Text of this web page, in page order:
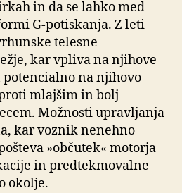
in da se lahko med
G-potiskanja. Z leti
telesne
kar vpliva na njihove
na njihovo
mlajšim in bolj
Možnosti upravljanja
kar voznik nenehno
»občutek« motorja
in predtekmovalne
okolje.